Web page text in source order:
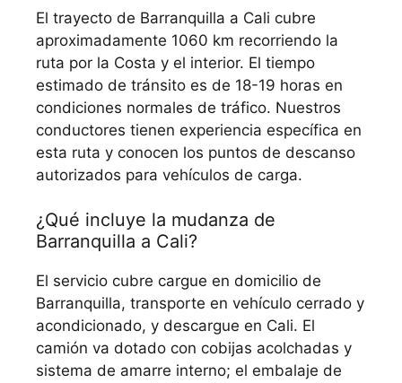
El trayecto de Barranquilla a Cali cubre
aproximadamente 1060 km recorriendo la
ruta por la Costa y el interior. El tiempo
estimado de tránsito es de 18-19 horas en
condiciones normales de tráfico. Nuestros
conductores tienen experiencia específica en
esta ruta y conocen los puntos de descanso
autorizados para vehículos de carga.
¿Qué incluye la mudanza de
Barranquilla a Cali?
El servicio cubre cargue en domicilio de
Barranquilla, transporte en vehículo cerrado y
acondicionado, y descargue en Cali. El
camión va dotado con cobijas acolchadas y
sistema de amarre interno; el embalaje de